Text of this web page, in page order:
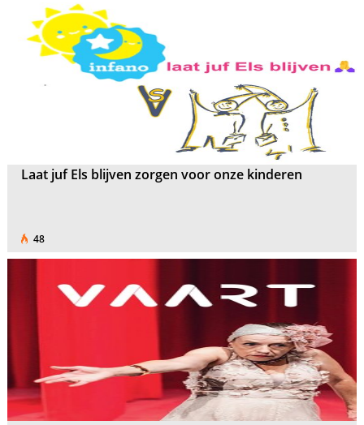
Laat juf Els blijven zorgen voor onze kinderen
48